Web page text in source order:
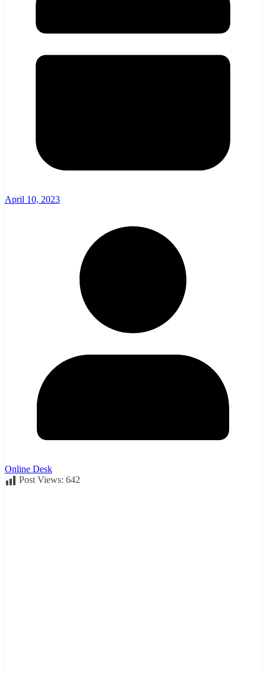
April 10, 2023
Online Desk
Post Views: 642